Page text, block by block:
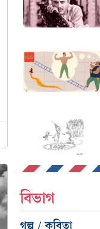
বিভাগ